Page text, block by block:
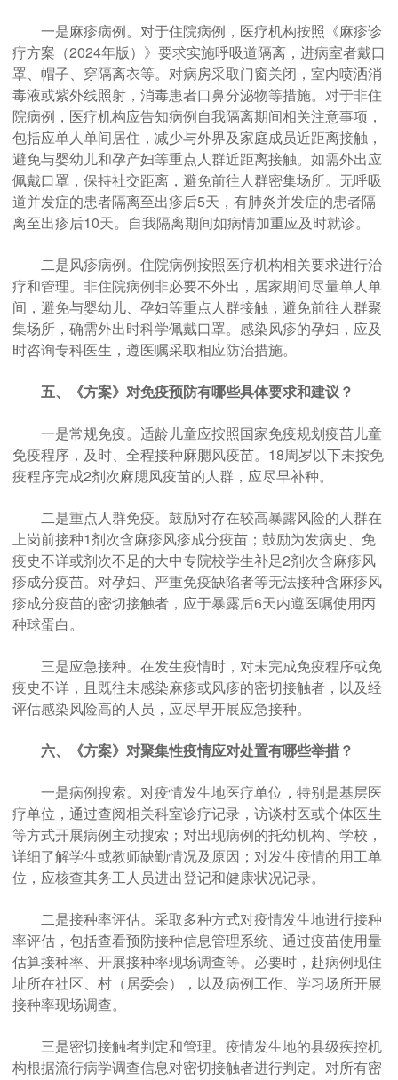
一是麻疹病例。对于住院病例，医疗机构按照《麻疹诊
疗方案（2024年版）》要求实施呼吸道隔离，进病室者戴口
罩、帽子、穿隔离衣等。对病房采取门窗关闭，室内喷洒消
毒液或紫外线照射，消毒患者口鼻分泌物等措施。对于非住
院病例，医疗机构应告知病例自我隔离期间相关注意事项，
包括应单人单间居住，减少与外界及家庭成员近距离接触，
避免与婴幼儿和孕产妇等重点人群近距离接触。如需外出应
佩戴口罩，保持社交距离，避免前往人群密集场所。无呼吸
道并发症的患者隔离至出疹后5天，有肺炎并发症的患者隔
离至出疹后10天。自我隔离期间如病情加重应及时就诊。
二是风疹病例。住院病例按照医疗机构相关要求进行治
疗和管理。非住院病例非必要不外出，居家期间尽量单人单
间，避免与婴幼儿、孕妇等重点人群接触，避免前往人群聚
集场所，确需外出时科学佩戴口罩。感染风疹的孕妇，应及
时咨询专科医生，遵医嘱采取相应防治措施。
五、《方案》对免疫预防有哪些具体要求和建议？
一是常规免疫。适龄儿童应按照国家免疫规划疫苗儿童
免疫程序，及时、全程接种麻腮风疫苗。18周岁以下未按免
疫程序完成2剂次麻腮风疫苗的人群，应尽早补种。
二是重点人群免疫。鼓励对存在较高暴露风险的人群在
上岗前接种1剂次含麻疹风疹成分疫苗；鼓励为发病史、免
疫史不详或剂次不足的大中专院校学生补足2剂次含麻疹风
疹成分疫苗。对孕妇、严重免疫缺陷者等无法接种含麻疹风
疹成分疫苗的密切接触者，应于暴露后6天内遵医嘱使用丙
种球蛋白。
三是应急接种。在发生疫情时，对未完成免疫程序或免
疫史不详，且既往未感染麻疹或风疹的密切接触者，以及经
评估感染风险高的人员，应尽早开展应急接种。
六、《方案》对聚集性疫情应对处置有哪些举措？
一是病例搜索。对疫情发生地医疗单位，特别是基层医
疗单位，通过查阅相关科室诊疗记录，访谈村医或个体医生
等方式开展病例主动搜索；对出现病例的托幼机构、学校，
详细了解学生或教师缺勤情况及原因；对发生疫情的用工单
位，应核查其务工人员进出登记和健康状况记录。
二是接种率评估。采取多种方式对疫情发生地进行接种
率评估，包括查看预防接种信息管理系统、通过疫苗使用量
估算接种率、开展接种率现场调查等。必要时，赴病例现住
址所在社区、村（居委会），以及病例工作、学习场所开展
接种率现场调查。
三是密切接触者判定和管理。疫情发生地的县级疾控机
构根据流行病学调查信息对密切接触者进行判定。对所有密